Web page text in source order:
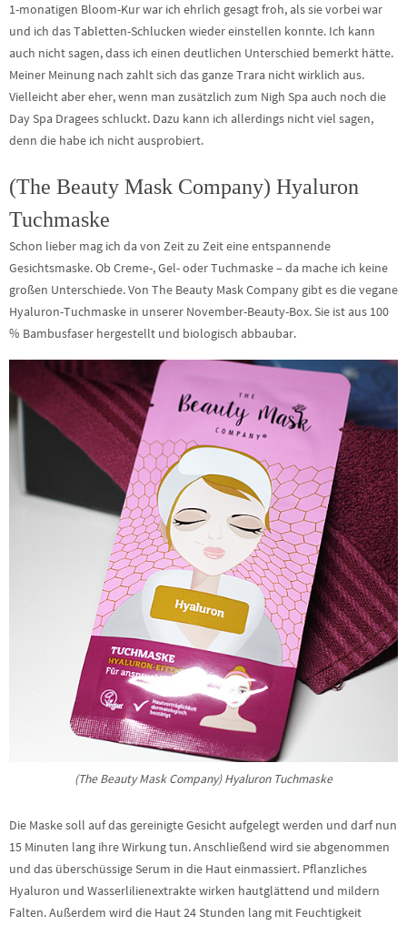
1-monatigen Bloom-Kur war ich ehrlich gesagt froh, als sie vorbei war
und ich das Tabletten-Schlucken wieder einstellen konnte. Ich kann
auch nicht sagen, dass ich einen deutlichen Unterschied bemerkt hätte.
Meiner Meinung nach zahlt sich das ganze Trara nicht wirklich aus.
Vielleicht aber eher, wenn man zusätzlich zum Nigh Spa auch noch die
Day Spa Dragees schluckt. Dazu kann ich allerdings nicht viel sagen,
denn die habe ich nicht ausprobiert.
(The Beauty Mask Company) Hyaluron
Tuchmaske
Schon lieber mag ich da von Zeit zu Zeit eine entspannende
Gesichtsmaske. Ob Creme-, Gel- oder Tuchmaske – da mache ich keine
großen Unterschiede. Von The Beauty Mask Company gibt es die vegane
Hyaluron-Tuchmaske in unserer November-Beauty-Box. Sie ist aus 100
% Bambusfaser hergestellt und biologisch abbaubar.
(The Beauty Mask Company) Hyaluron Tuchmaske
Die Maske soll auf das gereinigte Gesicht aufgelegt werden und darf nun
15 Minuten lang ihre Wirkung tun. Anschließend wird sie abgenommen
und das überschüssige Serum in die Haut einmassiert. Pflanzliches
Hyaluron und Wasserlilienextrakte wirken hautglättend und mildern
Falten. Außerdem wird die Haut 24 Stunden lang mit Feuchtigkeit